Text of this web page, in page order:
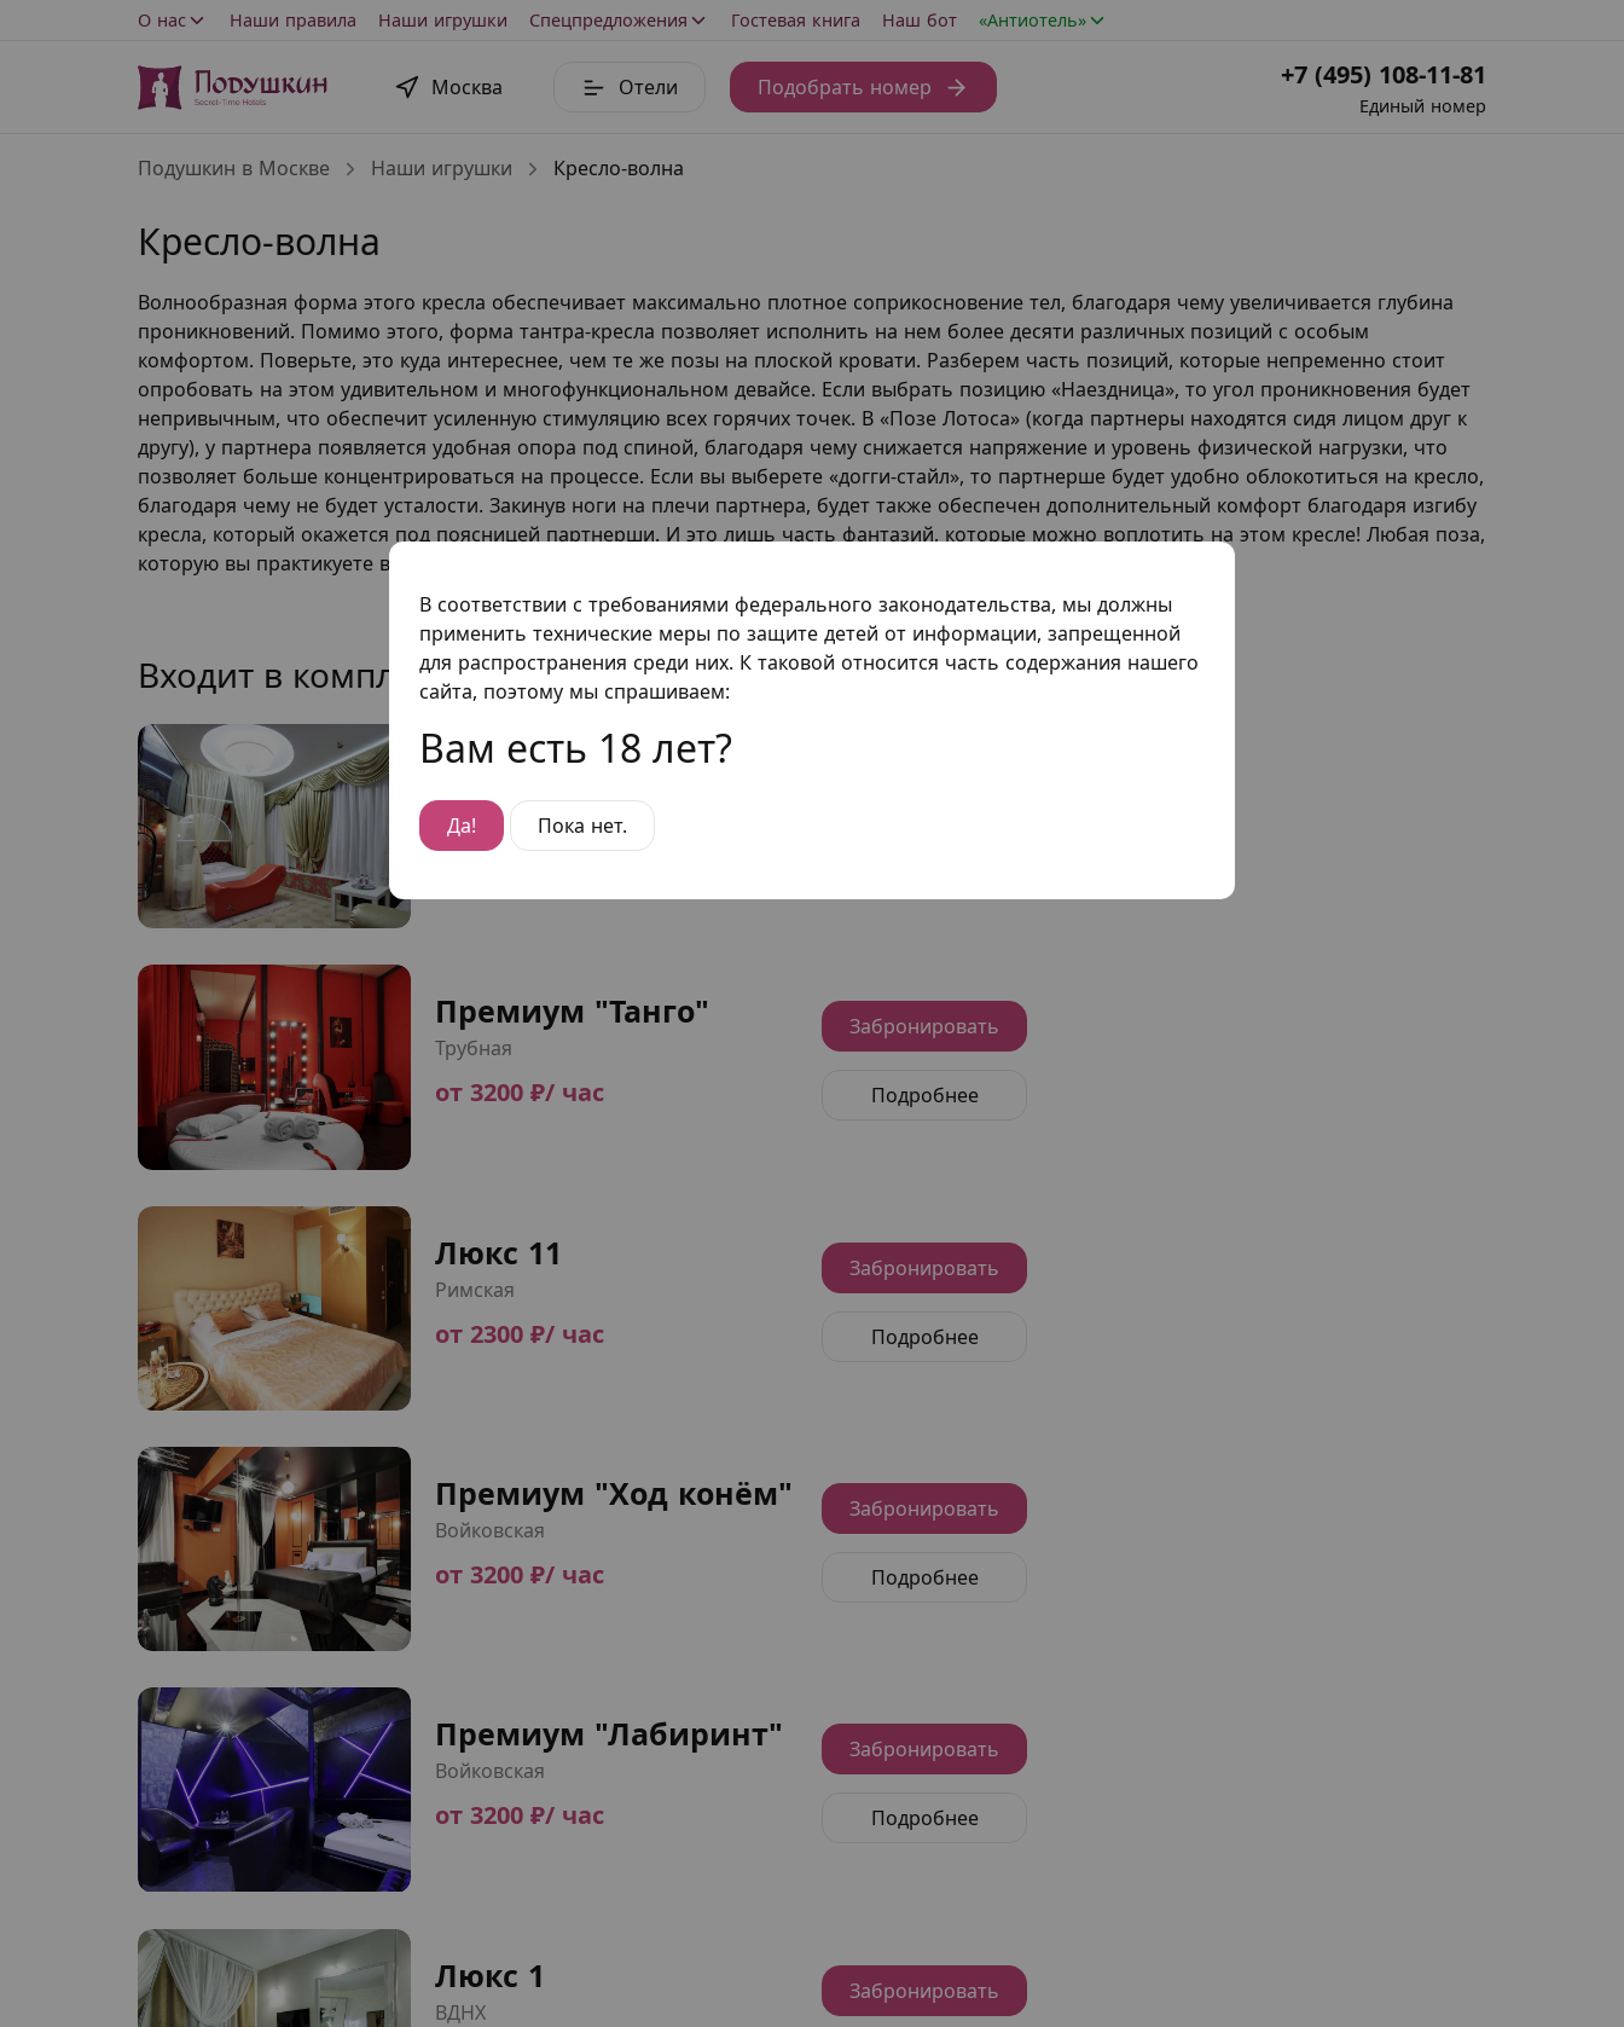
В соответствии с требованиями федерального законодательства, мы должны
применить технические меры по защите детей от информации, запрещенной
для распространения среди них. К таковой относится часть содержания нашего
сайта, поэтому мы спрашиваем:
Вам есть 18 лет?
Да! Пока нет.
О нас Наши правила Наши игрушки Спецпредложения Гостевая книга Наш бот «Антиотель»
Москва Отели Подобрать номер +7 (495) 108-11-81
Единый номер
Подушкин в Москве Наши игрушки Кресло-волна
Кресло-волна
Волнообразная форма этого кресла обеспечивает максимально плотное соприкосновение тел, благодаря чему увеличивается глубина
проникновений. Помимо этого, форма тантра-кресла позволяет исполнить на нем более десяти различных позиций с особым
комфортом. Поверьте, это куда интереснее, чем те же позы на плоской кровати. Разберем часть позиций, которые непременно стоит
опробовать на этом удивительном и многофункциональном девайсе. Если выбрать позицию «Наездница», то угол проникновения будет
непривычным, что обеспечит усиленную стимуляцию всех горячих точек. В «Позе Лотоса» (когда партнеры находятся сидя лицом друг к
другу), у партнера появляется удобная опора под спиной, благодаря чему снижается напряжение и уровень физической нагрузки, что
позволяет больше концентрироваться на процессе. Если вы выберете «догги-стайл», то партнерше будет удобно облокотиться на кресло,
благодаря чему не будет усталости. Закинув ноги на плечи партнера, будет также обеспечен дополнительный комфорт благодаря изгибу
кресла, который окажется под поясницей партнерши. И это лишь часть фантазий, которые можно воплотить на этом кресле! Любая поза,
которую вы практикуете в кровати станет интереснее, если повторить ее на тантра-кресле.
Входит в комплект номеров
Люкс "Гарем"
Дмитровка
от 2500 ₽/ час
Премиум "Танго"
Трубная
от 3200 ₽/ час
Забронировать
Подробнее
Люкс 11
Римская
от 2300 ₽/ час
Забронировать
Подробнее
Премиум "Ход конём"
Войковская
от 3200 ₽/ час
Забронировать
Подробнее
Премиум "Лабиринт"
Войковская
от 3200 ₽/ час
Забронировать
Подробнее
Люкс 1
ВДНХ
Забронировать